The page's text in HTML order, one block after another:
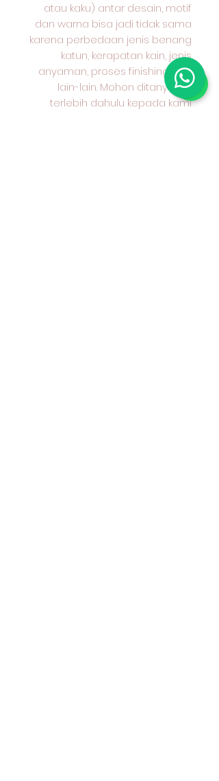
atau kaku) antar desain, motif
dan warna bisa jadi tidak sama
karena perbedaan jenis benang
katun, kerapatan kain, jenis
anyaman, proses finishing dan
lain-lain. Mohon ditanyakan
terlebih dahulu kepada kami